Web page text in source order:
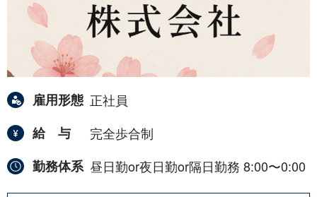
雇用形態 正社員
給与
完全歩合制
勤務体系 昼日勤or夜日勤or隔日勤務 8:00〜0:00